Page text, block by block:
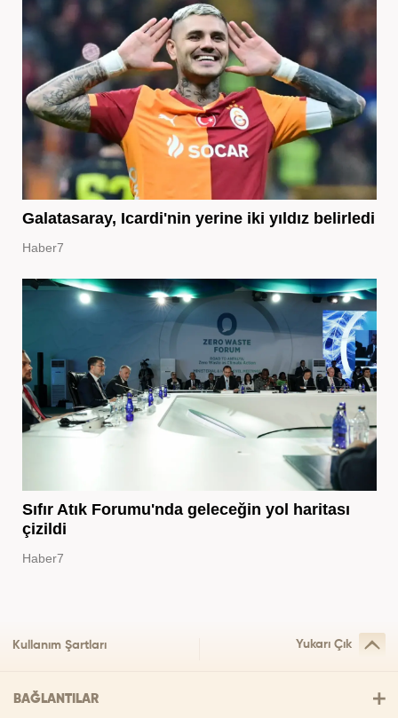
Galatasaray, Icardi'nin yerine iki yıldız belirledi
Haber7
Sıfır Atık Forumu'nda geleceğin yol haritası
çizildi
Haber7
Kullanım Şartları Yukarı Çık
BAĞLANTILAR